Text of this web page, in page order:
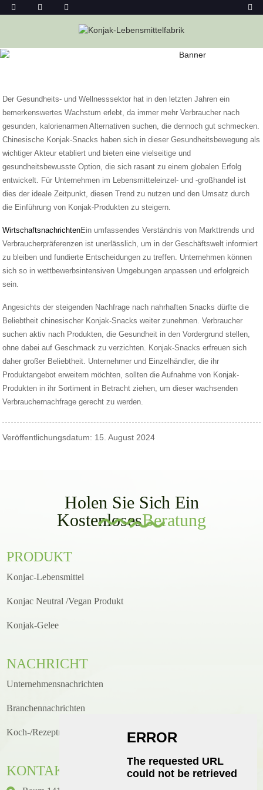
Heim Nachricht
Der Aufstieg Chinesischer Konjak-Snacks In
Der Gesundheits- Und Wellnessbranche
Der Gesundheits- und Wellnesssektor hat in den letzten Jahren ein
bemerkenswertes Wachstum erlebt, da immer mehr Verbraucher nach
gesunden, kalorienarmen Alternativen suchen, die dennoch gut schmecken.
Chinesische Konjak-Snacks haben sich in dieser Gesundheitsbewegung als
wichtiger Akteur etabliert und bieten eine vielseitige und
gesundheitsbewusste Option, die sich rasant zu einem globalen Erfolg
entwickelt. Für Unternehmen im Lebensmitteleinzel- und -großhandel ist
dies der ideale Zeitpunkt, diesen Trend zu nutzen und den Umsatz durch
die Einführung von Konjak-Produkten zu steigern.
WirtschaftsnachrichtenEin umfassendes Verständnis von Markttrends und
Verbraucherpräferenzen ist unerlässlich, um in der Geschäftswelt informiert
zu bleiben und fundierte Entscheidungen zu treffen. Unternehmen können
sich so in wettbewerbsintensiven Umgebungen anpassen und erfolgreich
sein.
Angesichts der steigenden Nachfrage nach nahrhaften Snacks dürfte die
Beliebtheit chinesischer Konjak-Snacks weiter zunehmen. Verbraucher
suchen aktiv nach Produkten, die Gesundheit in den Vordergrund stellen,
ohne dabei auf Geschmack zu verzichten. Konjak-Snacks erfreuen sich
daher großer Beliebtheit. Unternehmer und Einzelhändler, die ihr
Produktangebot erweitern möchten, sollten die Aufnahme von Konjak-
Produkten in ihr Sortiment in Betracht ziehen, um dieser wachsenden
Verbrauchernachfrage gerecht zu werden.
Veröffentlichungsdatum: 15. August 2024
Holen Sie Sich Ein
KostenlosesBeratung
PRODUKT
Konjac-Lebensmittel
Konjac Neutral /Vegan Produkt
Konjak-Gelee
NACHRICHT
Unternehmensnachrichten
Branchennachrichten
Koch-/Rezeptneuigkeiten
KONTAKT